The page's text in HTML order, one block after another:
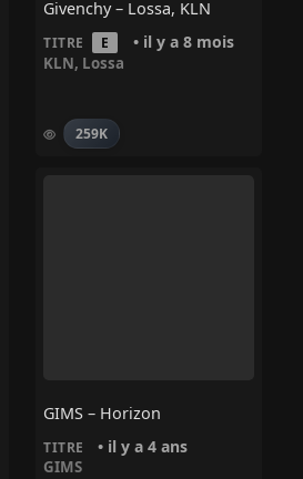
Givenchy – Lossa, KLN
TITRE E • il y a 8 mois
KLN, Lossa
259K
GIMS – Horizon
TITRE • il y a 4 ans
GIMS